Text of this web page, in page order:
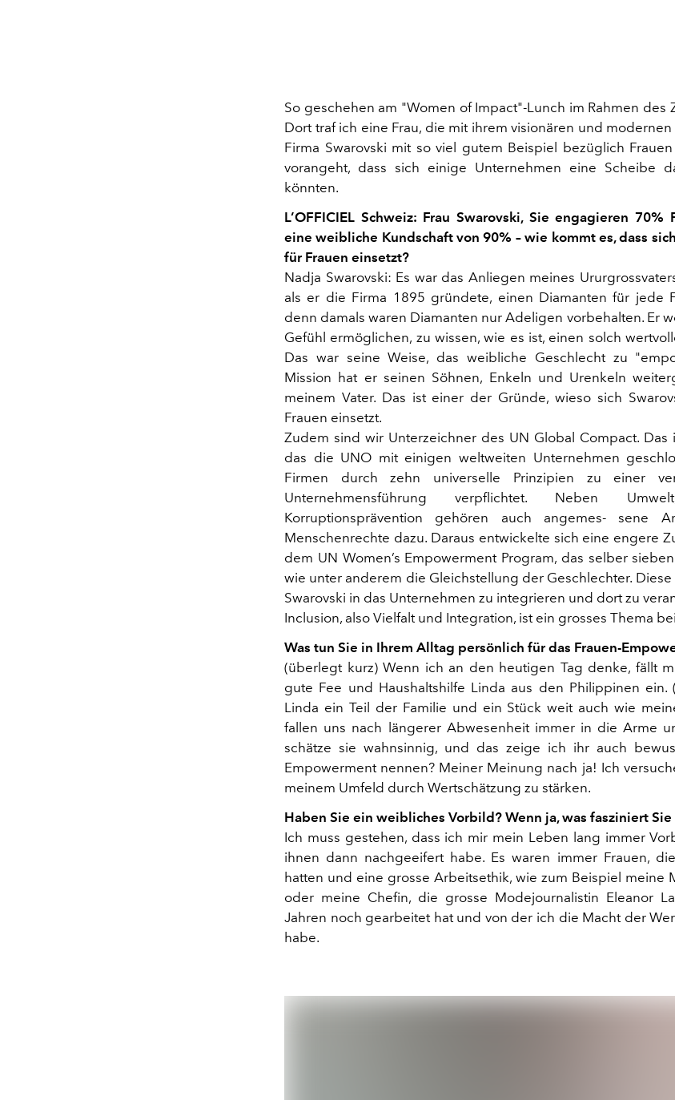
So geschehen am "Women of Impact"-Lunch im Rahmen des
Dort traf ich eine Frau, die mit ihrem visionären und
Firma Swarovski mit so viel gutem Beispiel bezüglich
vorangeht, dass sich einige Unternehmen eine Scheibe
könnten.
L’OFFICIEL Schweiz: Frau Swarovski, Sie engagieren 70%
eine weibliche Kundschaft von 90% – wie kommt es, dass
für Frauen einsetzt?
Nadja Swarovski: Es war das Anliegen meines
als er die Firma 1895 gründete, einen Diamanten für jede
denn damals waren Diamanten nur Adeligen vorbehalten. Er
Gefühl ermöglichen, zu wissen, wie es ist, einen solch
Das war seine Weise, das weibliche Geschlecht zu
Mission hat er seinen Söhnen, Enkeln und Urenkeln
meinem Vater. Das ist einer der Gründe, wieso sich
Frauen einsetzt.
Zudem sind wir Unterzeichner des UN Global Compact. Das
das die UNO mit einigen weltweiten Unternehmen
Firmen durch zehn universelle Prinzipien zu einer
Unternehmensführung verpflichtet. Neben
Korruptionsprävention gehören auch angemes- sene
Menschenrechte dazu. Daraus entwickelte sich eine engere
dem UN Women’s Empowerment Program, das selber
wie unter anderem die Gleichstellung der Geschlechter. Diese
Swarovski in das Unternehmen zu integrieren und dort zu
Inclusion, also Vielfalt und Integration, ist ein grosses Thema
Was tun Sie in Ihrem Alltag persönlich für das Frauen-
(überlegt kurz) Wenn ich an den heutigen Tag denke, fällt
gute Fee und Haushaltshilfe Linda aus den Philippinen ein.
Linda ein Teil der Familie und ein Stück weit auch wie
fallen uns nach längerer Abwesenheit immer in die Arme
schätze sie wahnsinnig, und das zeige ich ihr auch
Empowerment nennen? Meiner Meinung nach ja! Ich
meinem Umfeld durch Wertschätzung zu stärken.
Haben Sie ein weibliches Vorbild? Wenn ja, was fasziniert Sie
Ich muss gestehen, dass ich mir mein Leben lang immer
ihnen dann nachgeeifert habe. Es waren immer Frauen,
hatten und eine grosse Arbeitsethik, wie zum Beispiel meine
oder meine Chefin, die grosse Modejournalistin Eleanor
Jahren noch gearbeitet hat und von der ich die Macht der
habe.